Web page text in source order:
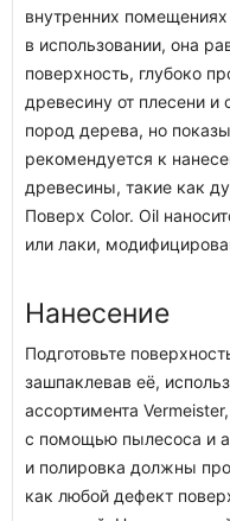
внутренних
в использовании, она
поверхность, глубоко
древесину от плесени и
пород дерева, но
рекомендуется к
древесины, такие как
Поверх Color. Oil
или лаки,
Нанесение
Подготовьте
зашпаклевав её,
ассортимента
с помощью пылесоса и
и полировка должны
как любой дефект